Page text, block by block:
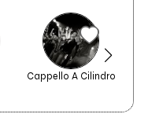
Cappello A Cilindro